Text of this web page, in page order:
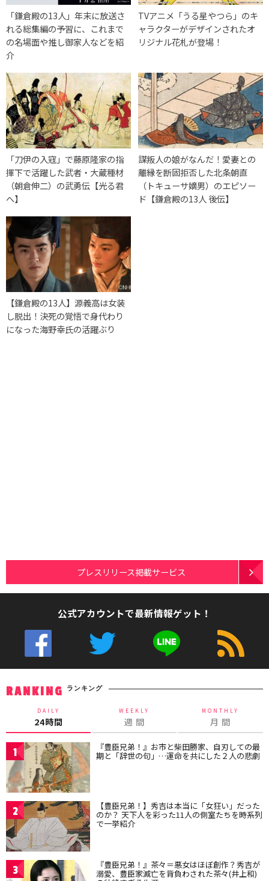
「鎌倉殿の13人」年末に放送さ
れる総集編の予習に、これまで
の名場面や推し御家人などを紹
介
TVアニメ「うる星やつら」のキ
ャラクターがデザインされたオ
リジナル花札が登場！
「刀伊の入寇」で藤原隆家の指
揮下で活躍した武者・大蔵種材
（朝倉伸二）の武勇伝【光る君
へ】
謀叛人の娘がなんだ！愛妻との
離縁を断固拒否した北条朝直
（トキューサ嫡男）のエピソー
ド【鎌倉殿の13人 後伝】
【鎌倉殿の13人】源義高は女装
し脱出！決死の覚悟で身代わり
になった海野幸氏の活躍ぶり
プレスリリース掲載サービス
公式アカウントで最新情報ゲット！
RANKING ランキング
DAILY
24時間
WEEKLY
週 間
MONTHLY
月 間
1 『豊臣兄弟！』お市と柴田勝家、自刃しての最
期と「辞世の句」…運命を共にした２人の悲劇
2 【豊臣兄弟！】秀吉は本当に「女狂い」だった
のか？ 天下人を彩った11人の側室たちを時系列
で一挙紹介
3 『豊臣兄弟！』茶々＝悪女はほぼ創作？秀吉が
溺愛、豊臣家滅亡を背負わされた茶々(井上和)